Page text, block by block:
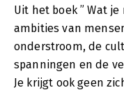
Uit het boek ” Wat
ambities van
onderstroom, de
spanningen en de
Je krijgt ook geen